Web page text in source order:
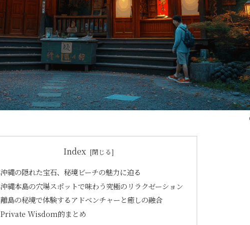
Index
沖縄の隠れた宝石、秘境ビーチの魅力に迫る
沖縄本島の穴場スポットで味わう究極のリラクゼーション
離島の秘境で体験するアドベンチャーと癒しの融合
Private Wisdom的まとめ